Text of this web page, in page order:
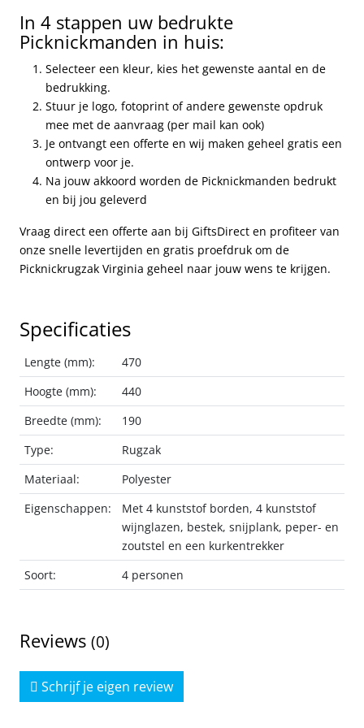
In 4 stappen uw bedrukte
Picknickmanden in huis:
Selecteer een kleur, kies het gewenste aantal en de
bedrukking.
Stuur je logo, fotoprint of andere gewenste opdruk
mee met de aanvraag (per mail kan ook)
Je ontvangt een offerte en wij maken geheel gratis een
ontwerp voor je.
Na jouw akkoord worden de Picknickmanden bedrukt
en bij jou geleverd
Vraag direct een offerte aan bij GiftsDirect en profiteer van
onze snelle levertijden en gratis proefdruk om de
Picknickrugzak Virginia geheel naar jouw wens te krijgen.
Specificaties
Lengte (mm):
470
Hoogte (mm):
440
Breedte (mm):
190
Type:
Rugzak
Materiaal:
Polyester
Eigenschappen:
Met 4 kunststof borden, 4 kunststof
wijnglazen, bestek, snijplank, peper- en
zoutstel en een kurkentrekker
Soort:
4 personen
Reviews (0)
Schrijf je eigen review